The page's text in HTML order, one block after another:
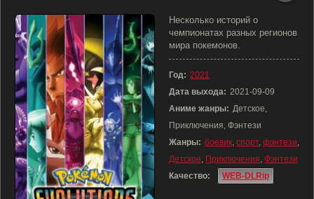
Несколько историй о
чемпионатах разных регионов
мира покемонов.
Год: 2021
Дата выхода: 2021-09-09
Аниме жанры: Детское,
Приключения, Фэнтези
Жанры: боевик, спорт, фэнтези,
Детское, Приключения, Фэнтези
Качество:
WEB-DLRip